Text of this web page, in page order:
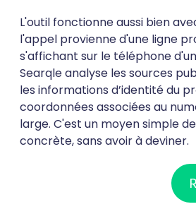
L'outil fonctionne aussi bien
l'appel provienne d'une ligne
s'affichant sur le téléphone
Searqle analyse les sources
les informations d’identité du
coordonnées associées au
large. C'est un moyen simple
concrète, sans avoir à deviner.